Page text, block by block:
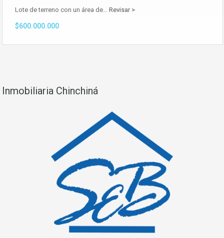
Lote de terreno con un área de… Revisar >
$600.000.000
Inmobiliaria Chinchiná